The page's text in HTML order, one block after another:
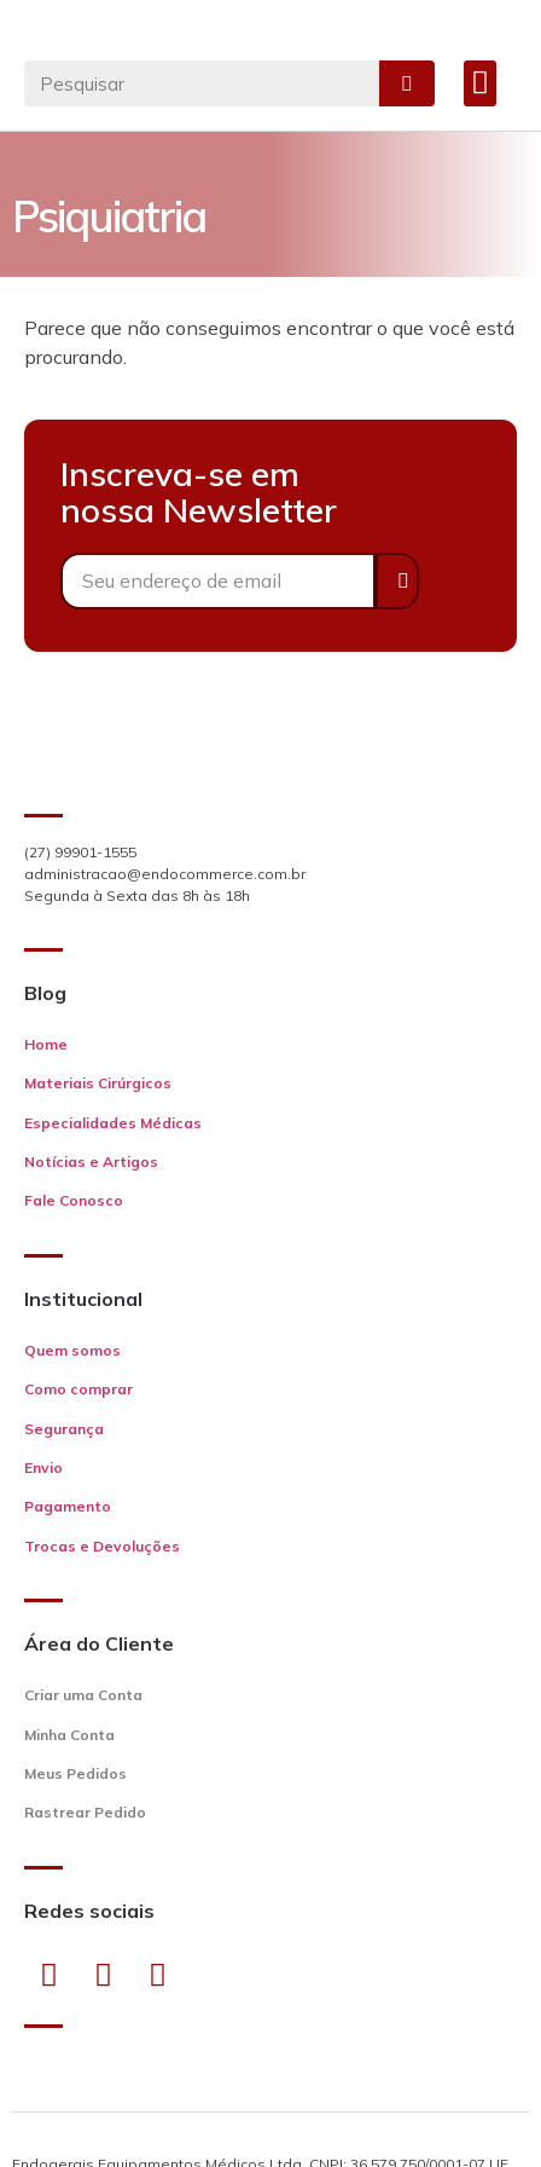
Psiquiatria
Parece que não conseguimos encontrar o que você está
procurando.
Inscreva-se em
nossa Newsletter
(27) 99901-1555
administracao@endocommerce.com.br
Segunda à Sexta das 8h às 18h
Blog
Home
Materiais Cirúrgicos
Especialidades Médicas
Notícias e Artigos
Fale Conosco
Institucional
Quem somos
Como comprar
Segurança
Envio
Pagamento
Trocas e Devoluções
Área do Cliente
Criar uma Conta
Minha Conta
Meus Pedidos
Rastrear Pedido
Redes sociais